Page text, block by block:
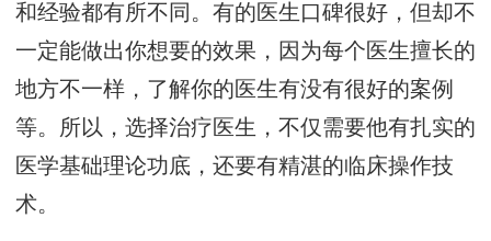
和经验都有所不同。有的医生口碑很好，但却不
一定能做出你想要的效果，因为每个医生擅长的
地方不一样，了解你的医生有没有很好的案例
等。所以，选择治疗医生，不仅需要他有扎实的
医学基础理论功底，还要有精湛的临床操作技
术。